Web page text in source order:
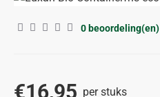
0 beoordeling(en)
€16,95 per stuks